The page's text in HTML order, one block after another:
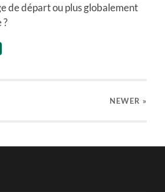
de départ ou plus globalement
?
NEWER »